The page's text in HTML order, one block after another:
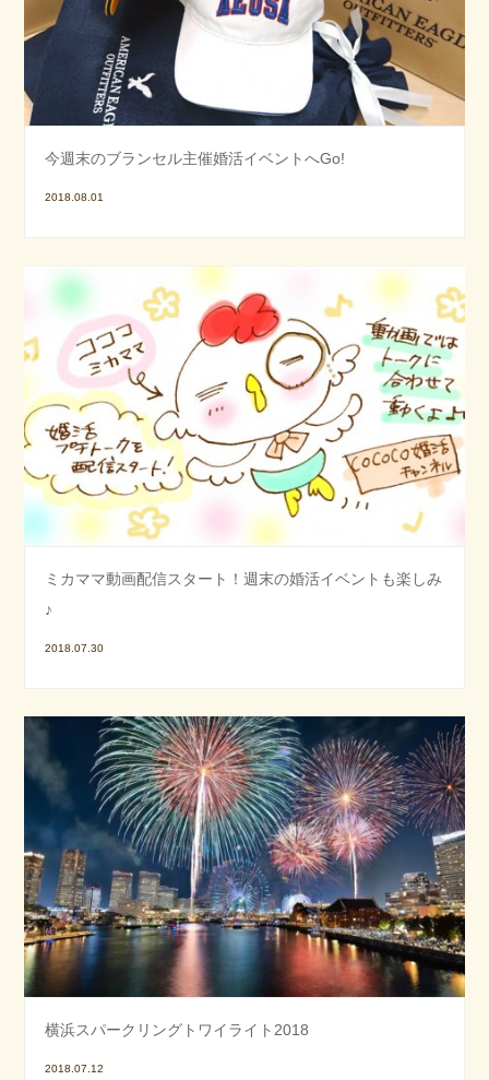
今週末のブランセル主催婚活イベントへGo!
2018.08.01
ミカママ動画配信スタート！週末の婚活イベントも楽しみ
♪
2018.07.30
横浜スパークリングトワイライト2018
2018.07.12